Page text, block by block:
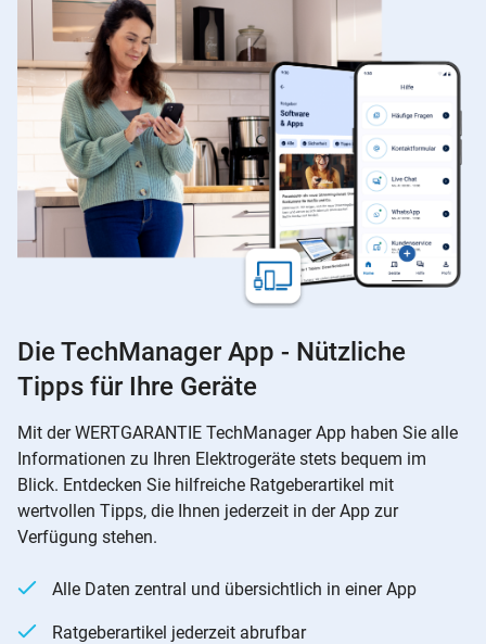
Die TechManager App - Nützliche
Tipps für Ihre Geräte
Mit der WERTGARANTIE TechManager App haben Sie alle
Informationen zu Ihren Elektrogeräte stets bequem im
Blick. Entdecken Sie hilfreiche Ratgeberartikel mit
wertvollen Tipps, die Ihnen jederzeit in der App zur
Verfügung stehen.
Alle Daten zentral und übersichtlich in einer App
Ratgeberartikel jederzeit abrufbar